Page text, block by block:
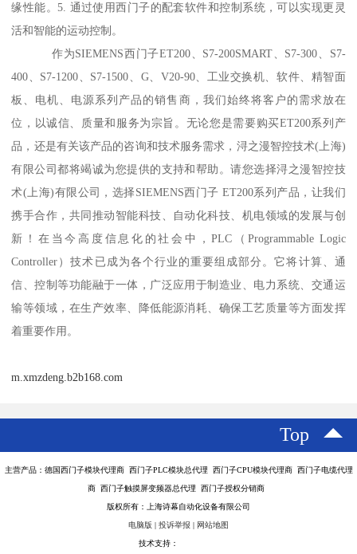
缘性能。5. 通过使用西门子的配套软件和控制系统，可以实现更灵
活和智能的运动控制。
作为SIEMENS西门子ET200、S7-200SMART、S7-300、S7-
400、S7-1200、S7-1500、G、V20-90、工业交换机、软件、精智面
板、电机、电源系列产品的销售商，我们始终将客户的需求放在
位，以诚信、质量和服务为宗旨。无论您是需要购买ET200系列产
品，还是有关该产品的咨询和技术服务需求，浔之漫智控技术(上海)
有限公司都将竭诚为您提供的支持和帮助。请您选择浔之漫智控技
术(上海)有限公司，选择SIEMENS西门子 ET200系列产品，让我们
携手合作，共同推动智能科技、自动化科技、机电领域的发展与创
新！在当今高度信息化的社会中，PLC（Programmable Logic
Controller）技术已成为各个行业的重要组成部分。它将计算、通
信、控制等功能融于一体，广泛应用于制造业、电力系统、交通运
输等领域，在生产效率、降低能源消耗、确保工艺质量等方面发挥
着重要作用。
m.xmzdeng.b2b168.com
Top
主营产品：德国西门子模块代理商 西门子PLC模块总代理 西门子CPU模块代理商 西门子电缆代理
商 西门子触摸屏变频器总代理 西门子授权分销商
版权所有：上海诗幕自动化设备有限公司
电脑版 | 投诉举报 | 网站地图
技术支持：